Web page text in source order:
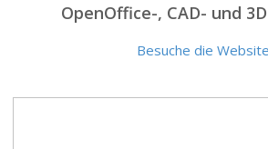
OpenOffice-, CAD- und
Besuche die Website